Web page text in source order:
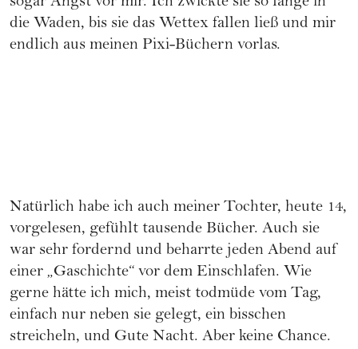
die Waden, bis sie das Wettex fallen ließ und mir
endlich aus meinen Pixi-Büchern vorlas.
Natürlich habe ich auch meiner Tochter, heute 14,
vorgelesen, gefühlt tausende Bücher. Auch sie
war sehr fordernd und beharrte jeden Abend auf
einer „Gaschichte“ vor dem Einschlafen. Wie
gerne hätte ich mich, meist todmüde vom Tag,
einfach nur neben sie gelegt, ein bisschen
streicheln, und Gute Nacht. Aber keine Chance.